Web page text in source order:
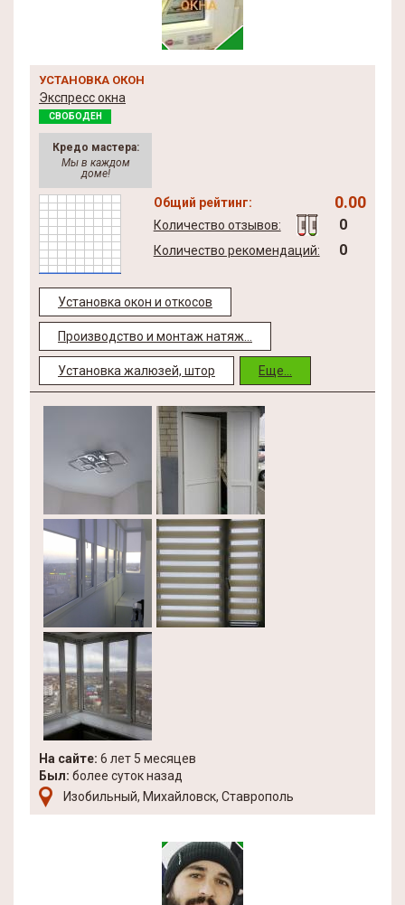
УСТАНОВКА ОКОН
Экспресс окна
СВОБОДЕН
Кредо мастера:
Мы в каждом
доме!
Общий рейтинг: 0.00
Количество отзывов: 0
Количество рекомендаций: 0
Установка окон и откосов
Производство и монтаж натяж...
Установка жалюзей, штор Еще...
На сайте: 6 лет 5 месяцев
Был: более суток назад
Изобильный, Михайловск, Ставрополь